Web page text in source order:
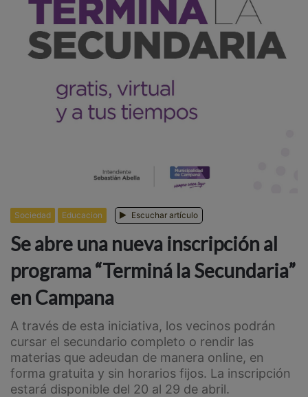
Sociedad Educacion Escuchar artículo
Se abre una nueva inscripción al
programa “Terminá la Secundaria”
en Campana
A través de esta iniciativa, los vecinos podrán
cursar el secundario completo o rendir las
materias que adeudan de manera online, en
forma gratuita y sin horarios fijos. La inscripción
estará disponible del 20 al 29 de abril.